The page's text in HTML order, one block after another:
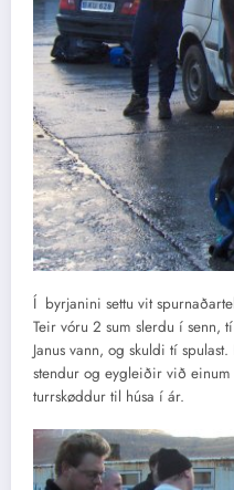
Í byrjanini settu vit
Teir vóru 2 sum slerdu í senn,
Janus vann, og skuldi tí
stendur og eygleiðir við
turrskøddur til húsa í ár.